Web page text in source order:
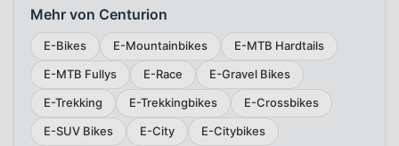
Mehr von Centurion
E-Bikes E-Mountainbikes
E-MTB Hardtails
E-MTB Fullys
E-Race
E-Gravel Bikes
E-Trekking
E-Trekkingbikes
E-Crossbikes
E-SUV Bikes
E-City
E-Citybikes